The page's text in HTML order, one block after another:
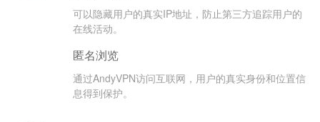
可以隐藏用户的真实IP地址，防止第三方追踪用户的
在线活动。
匿名浏览
通过AndyVPN访问互联网，用户的真实身份和位置信
息得到保护。